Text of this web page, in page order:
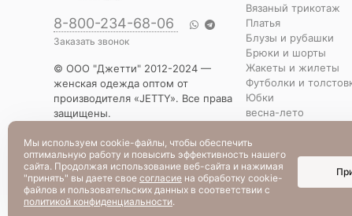
8-800-234-68-06
Заказать звонок
© ООО "Джетти" 2012-2024 —
женская одежда оптом от
производителя «JETTY». Все права
защищены.
условия их приобретения
действительны по состоянию на
текущую дату.
Вязаный трикотаж
Платья
Блузы и рубашки
Брюки и шорты
Жакеты и жилеты
Футболки и
Юбки
весна-лето
Уценка
Мы используем cookie-файлы, чтобы обеспечить
оптимальную работу и повысить эффективность нашего
сайта. Продолжая использование веб-сайта и нажимая
"принять" вы даете свое согласие на обработку cookie-
файлов и пользовательских данных в соответствии с
политикой конфиденциальности.